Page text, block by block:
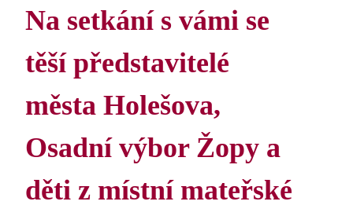
Na setkání s vámi se
těší představitelé
města Holešova,
Osadní výbor Žopy a
děti z místní mateřské